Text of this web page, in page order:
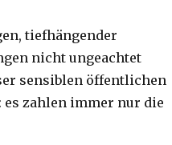
tiefhängender
nicht ungeachtet
sensiblen öffentlichen
zahlen immer nur die